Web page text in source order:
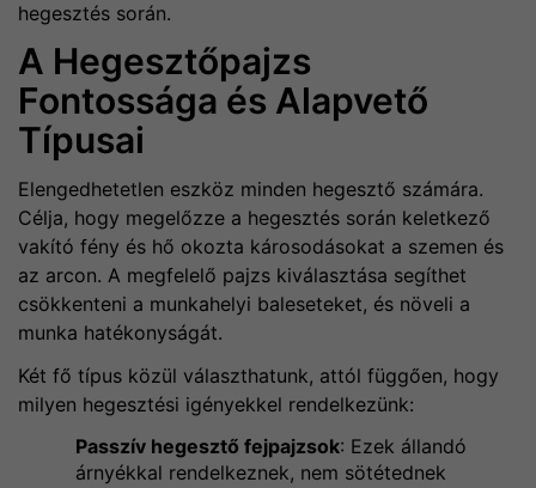
hegesztés során.
A Hegesztőpajzs
Fontossága és Alapvető
Típusai
Elengedhetetlen eszköz minden hegesztő számára.
Célja, hogy megelőzze a hegesztés során keletkező
vakító fény és hő okozta károsodásokat a szemen és
az arcon. A megfelelő pajzs kiválasztása segíthet
csökkenteni a munkahelyi baleseteket, és növeli a
munka hatékonyságát.
Két fő típus közül választhatunk, attól függően, hogy
milyen hegesztési igényekkel rendelkezünk:
Passzív hegesztő fejpajzsok: Ezek állandó
árnyékkal rendelkeznek, nem sötétednek